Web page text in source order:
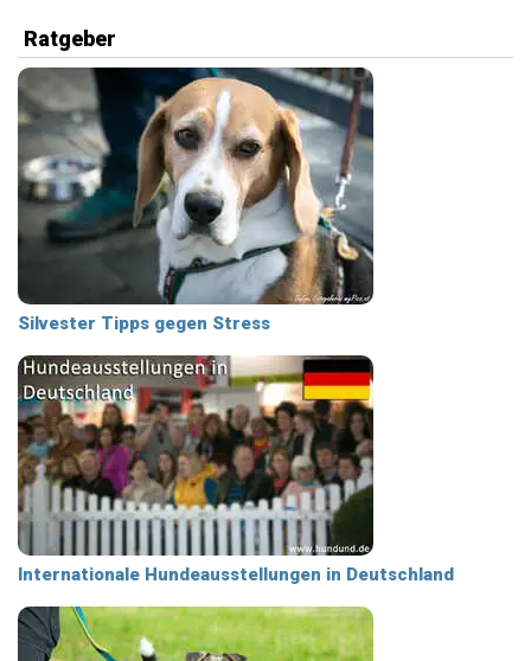
Ratgeber
Silvester Tipps gegen Stress
Internationale Hundeausstellungen in Deutschland